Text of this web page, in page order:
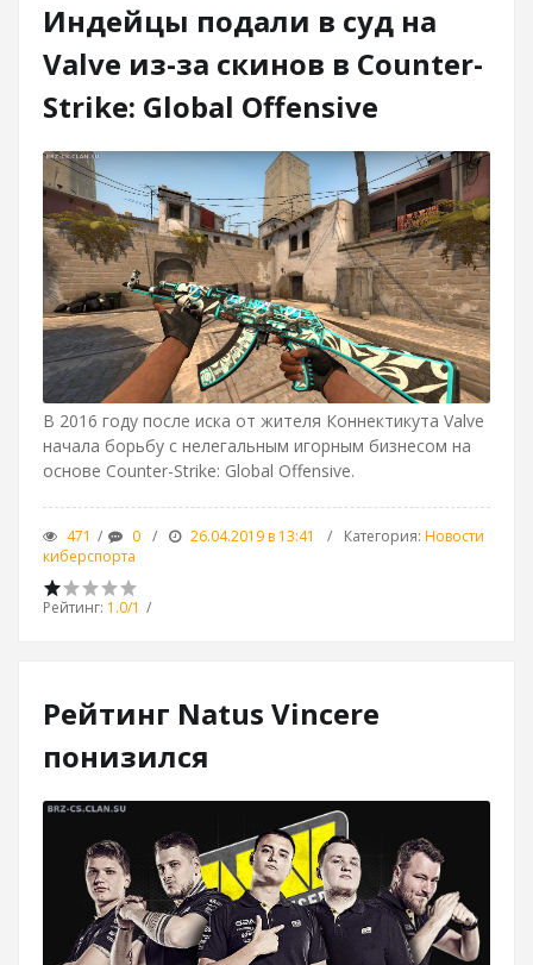
Индейцы подали в суд на
Valve из-за скинов в Counter-
Strike: Global Offensive
В 2016 году после иска от жителя Коннектикута Valve
начала борьбу с нелегальным игорным бизнесом на
основе Counter-Strike: Global Offensive.
471 0 26.04.2019 в 13:41 Категория: Новости
киберспорта
Рейтинг: 1.0/1
Рейтинг Natus Vincere
понизился